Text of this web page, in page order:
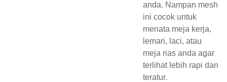
anda. Nampan mesh
ini cocok untuk
menata meja kerja,
lemari, laci, atau
meja rias anda agar
terlihat lebih rapi dan
teratur.